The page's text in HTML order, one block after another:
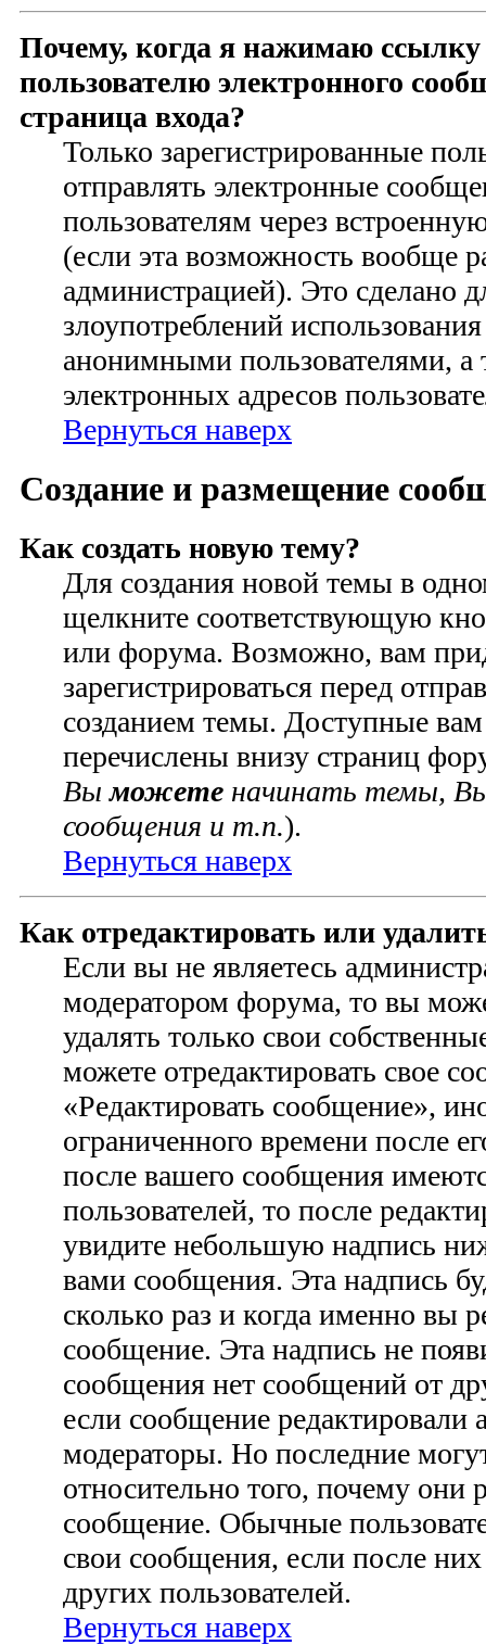
Почему, когда я нажимаю
пользователю электронного
страница входа?
Только зарегистрированные
отправлять электронные
пользователям через
(если эта возможность вообще
администрацией). Это сделано
злоупотреблений
анонимными пользователями, а
электронных адресов
Вернуться наверх
Создание и размещение
Как создать новую тему?
Для создания новой темы в
щелкните соответствующую
или форума. Возможно, вам
зарегистрироваться перед
созданием темы. Доступные
перечислены внизу страниц
Выможете начинать темы,
сообщения и т.п.).
Вернуться наверх
Как отредактировать или
Если вы не являетесь
модератором форума, то вы
удалять только свои
можете отредактировать свое
«Редактировать сообщение»,
ограниченного времени после
после вашего сообщения
пользователей, то после
увидите небольшую надпись
вами сообщения. Эта надпись
сколько раз и когда именно вы
сообщение. Эта надпись не
сообщения нет сообщений от
если сообщение редактировали
модераторы. Но последние
относительно того, почему они
сообщение. Обычные
свои сообщения, если после
других пользователей.
Вернуться наверх